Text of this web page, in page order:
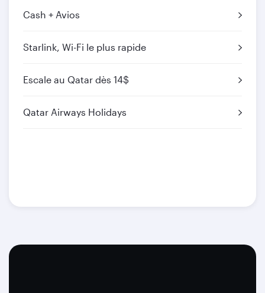
Cash + Avios
Starlink, Wi-Fi le plus rapide
Escale au Qatar dès 14$
Qatar Airways Holidays